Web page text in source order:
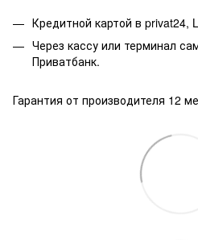
Кредитной картой в privat24,
Через кассу или терминал
Приватбанк.
Гарантия от производителя 12